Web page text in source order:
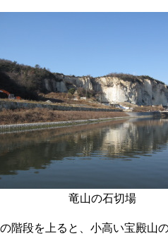
竜山の石切場
段を上ると、小高い宝殿山